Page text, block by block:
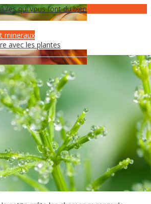
qui vous font du bien
mineraux
avec les plantes
champs